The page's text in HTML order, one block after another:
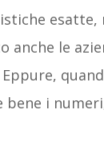
anche le
i